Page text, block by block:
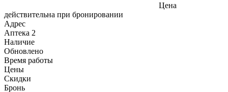
Цена
действительна при бронировании
Адрес
Аптека 2
Наличие
Обновлено
Время работы
Цены
Скидки
Бронь